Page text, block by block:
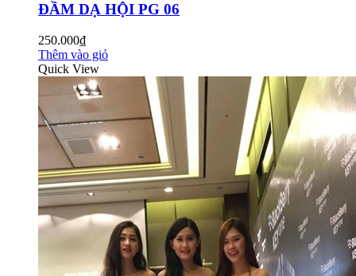
ĐẦM DẠ HỘI PG 06
250.000₫
Thêm vào giỏ
Quick View